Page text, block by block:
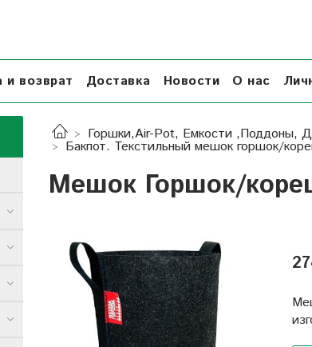
и возврат Доставка Новости О нас
Горшки,Air-Pot, Емкости ,Поддоны,
Бакпот. Текстильный мешок горшок/
Мешок Горшок/